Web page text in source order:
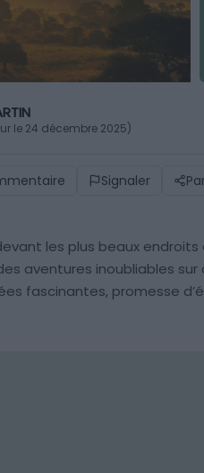
le 24 décembre 2025)
Signaler
les plus beaux endroits
aventures inoubliables
fascinantes, promesse